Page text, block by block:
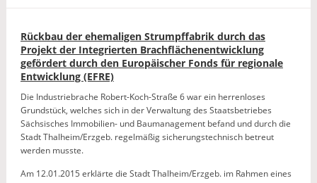
Rückbau der ehemaligen Strumpffabrik durch das
Projekt der Integrierten Brachflächenentwicklung
gefördert durch den Europäischer Fonds für regionale
Entwicklung (EFRE)
Die Industriebrache Robert-Koch-Straße 6 war ein herrenloses
Grundstück, welches sich in der Verwaltung des Staatsbetriebes
Sächsisches Immobilien- und Baumanagement befand und durch die
Stadt Thalheim/Erzgeb. regelmäßig sicherungstechnisch betreut
werden musste.
Am 12.01.2015 erklärte die Stadt Thalheim/Erzgeb. im Rahmen eines